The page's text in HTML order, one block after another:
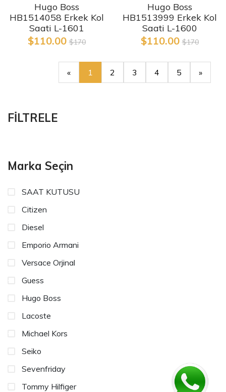
FİLTRELE
Marka Seçin
SAAT KUTUSU
Citizen
Diesel
Emporio Armani
Versace Orjinal
Guess
Hugo Boss
Lacoste
Michael Kors
Seiko
Sevenfriday
Tommy Hilfiger
Hugo Boss
HB1514058 Erkek Kol
Saati L-1601
$110.00$170
Hugo Boss
HB1513999 Erkek Kol
Saati L-1600
$110.00$170
« 1 2 3 4 5 »